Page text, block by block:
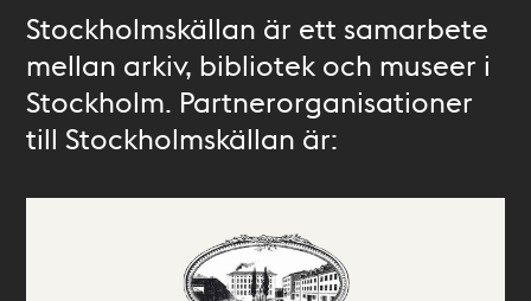
Stockholmskällan är ett samarbete
mellan arkiv, bibliotek och museer i
Stockholm. Partnerorganisationer
till Stockholmskällan är: